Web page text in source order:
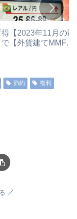
【2023年11月の配
【外貨建てMMF】
配金状況 hdv spyd
節約
複利